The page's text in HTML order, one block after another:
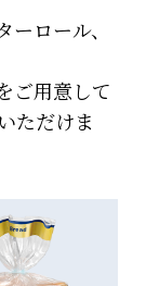
ロール、
ご用意して
ただけま